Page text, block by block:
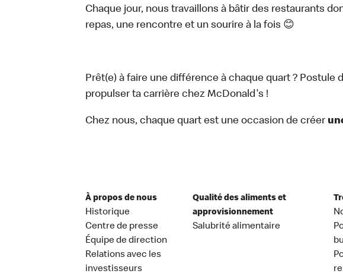
Chaque jour, nous travaillons à bâtir des restaurants
repas, une rencontre et un sourire à la fois 😊
Prêt(e) à faire une différence à chaque quart ? Postule
propulser ta carrière chez McDonald's !
Chez nous, chaque quart est une occasion de créer
À propos de nous
Historique
Centre de presse
Équipe de direction
Relations avec les
investisseurs
Qualité des aliments et
approvisionnement
Salubrité alimentaire